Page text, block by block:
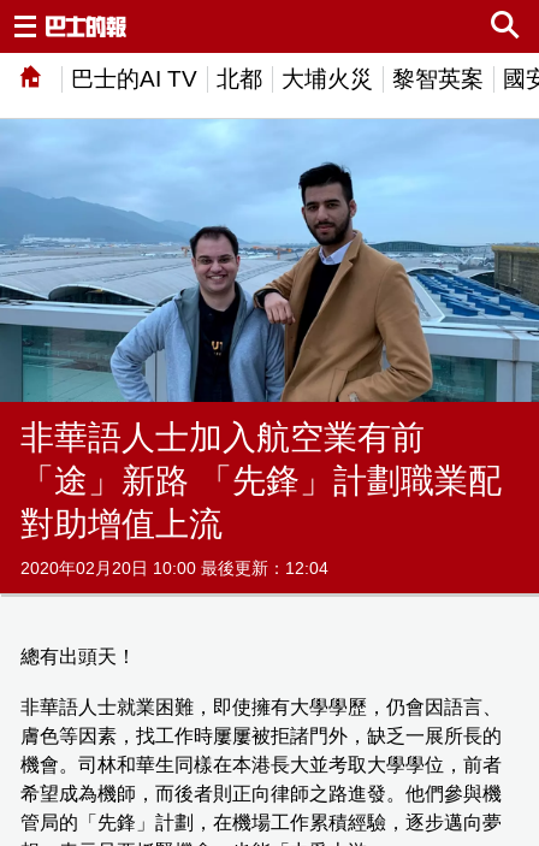
巴士的AI TV 北都 大埔火災 黎智英案 國
非華語人士加入航空業有前
「途」新路 「先鋒」計劃職業配
對助增值上流
2020年02月20日 10:00 最後更新：12:04
總有出頭天！
非華語人士就業困難，即使擁有大學學歷，仍會因語言、
膚色等因素，找工作時屢屢被拒諸門外，缺乏一展所長的
機會。司林和華生同樣在本港長大並考取大學學位，前者
希望成為機師，而後者則正向律師之路進發。他們參與機
管局的「先鋒」計劃，在機場工作累積經驗，逐步邁向夢